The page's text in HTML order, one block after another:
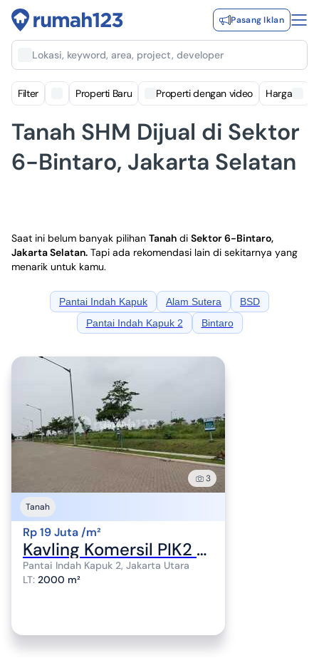
Pasang Iklan
Lokasi, keyword, area, project, developer
Filter Properti Baru Properti dengan video Harga
Tanah SHM Dijual di Sektor
6-Bintaro, Jakarta Selatan
Saat ini belum banyak pilihan Tanah di Sektor 6-Bintaro,
Jakarta Selatan. Tapi ada rekomendasi lain di sekitarnya yang
menarik untuk kamu.
Pantai Indah Kapuk Alam Sutera
BSD
Pantai Indah Kapuk 2
Bintaro
3
Tanah
Rp 19 Juta /m²
Kavling Komersil PIK2 Luas 450m sd 2000m Termurah Strategis Ready
Pantai Indah Kapuk 2, Jakarta Utara
LT: 2000 m²